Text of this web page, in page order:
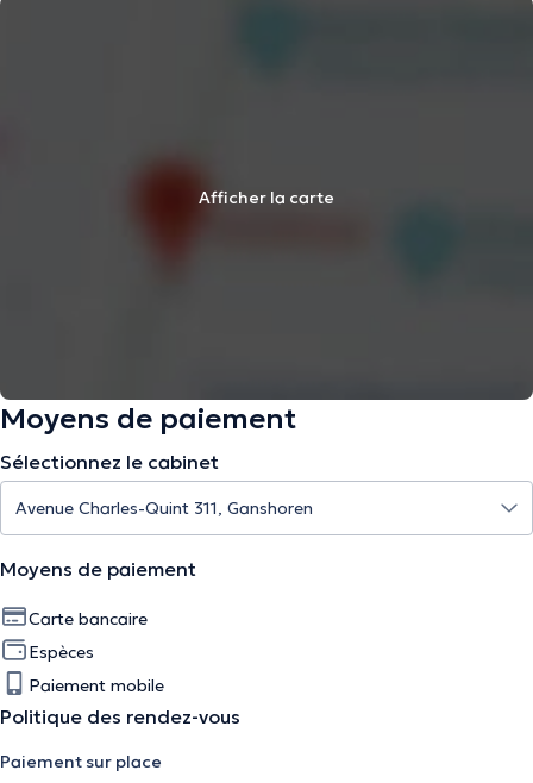
Afficher la carte
Moyens de paiement
Sélectionnez le cabinet
Moyens de paiement
Carte bancaire
Espèces
Paiement mobile
Politique des rendez-vous
Paiement sur place